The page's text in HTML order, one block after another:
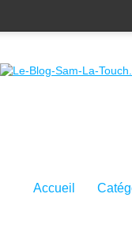
Accueil